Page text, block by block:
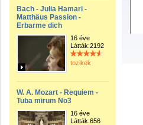
Bach - Julia Hamari -
Matthäus Passion -
Erbarme dich
16 éve
Látták:2192
tozikek
W. A. Mozart - Requiem -
Tuba mirum No3
16 éve
Látták:656